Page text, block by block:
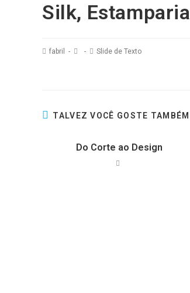
Silk, Estamparia
fabril Slide de Texto
TALVEZ VOCÊ GOSTE TAMBÉM
Do Corte ao Design